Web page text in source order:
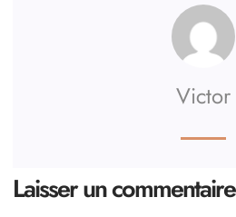
Victor
Laisser un commentaire